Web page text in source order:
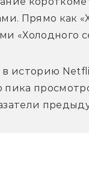
Прямо как
«Холодного
историю